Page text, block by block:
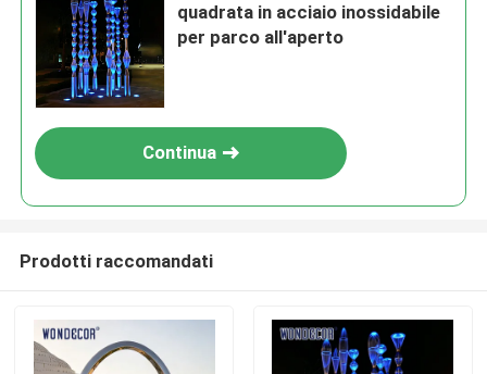
quadrata in acciaio inossidabile
per parco all'aperto
Continua
Prodotti raccomandati